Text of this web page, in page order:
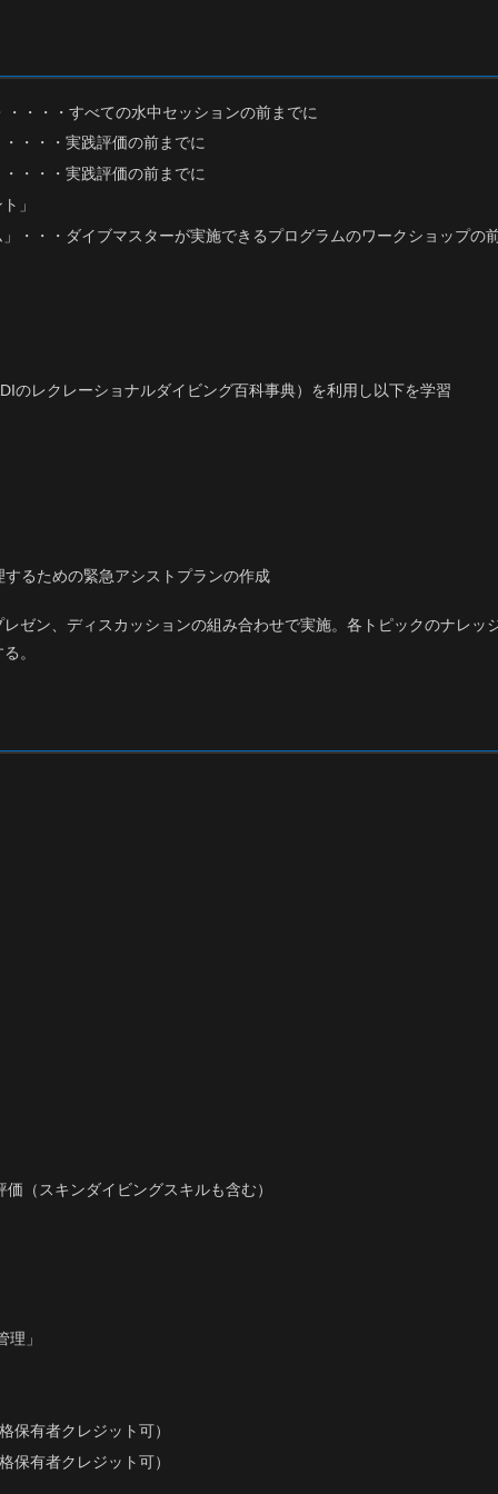
・・・すべての水中セッションの前までに
・・・実践評価の前までに
・・・実践評価の前までに
」
・・・ダイブマスターが実施できるプログラムのワークショップの
のレクレーショナルダイビング百科事典）を利用し以下を学習
るための緊急アシストプランの作成
ゼン、ディスカッションの組み合わせで実施。各トピックのナレッ
。
（スキンダイビングスキルも含む）
」
保有者クレジット可）
保有者クレジット可）